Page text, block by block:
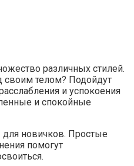
различных стилей.
своим телом? Подойдут
и успокоения
и спокойные
для новичков. Простые
помогут